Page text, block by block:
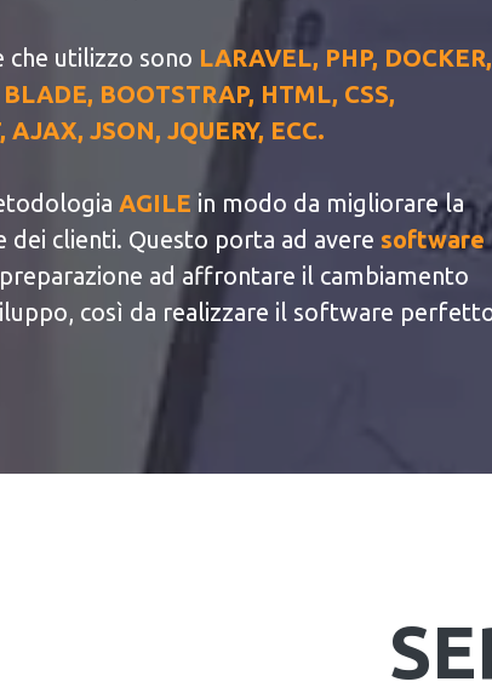
che utilizzo sono LARAVEL, PHP, DOCKER,
BOOTSTRAP, HTML, CSS,
AJAX, JSON, JQUERY, ECC.
AGILE in modo da migliorare la
dei clienti. Questo porta ad avere software
ad affrontare il cambiamento
così da realizzare il software